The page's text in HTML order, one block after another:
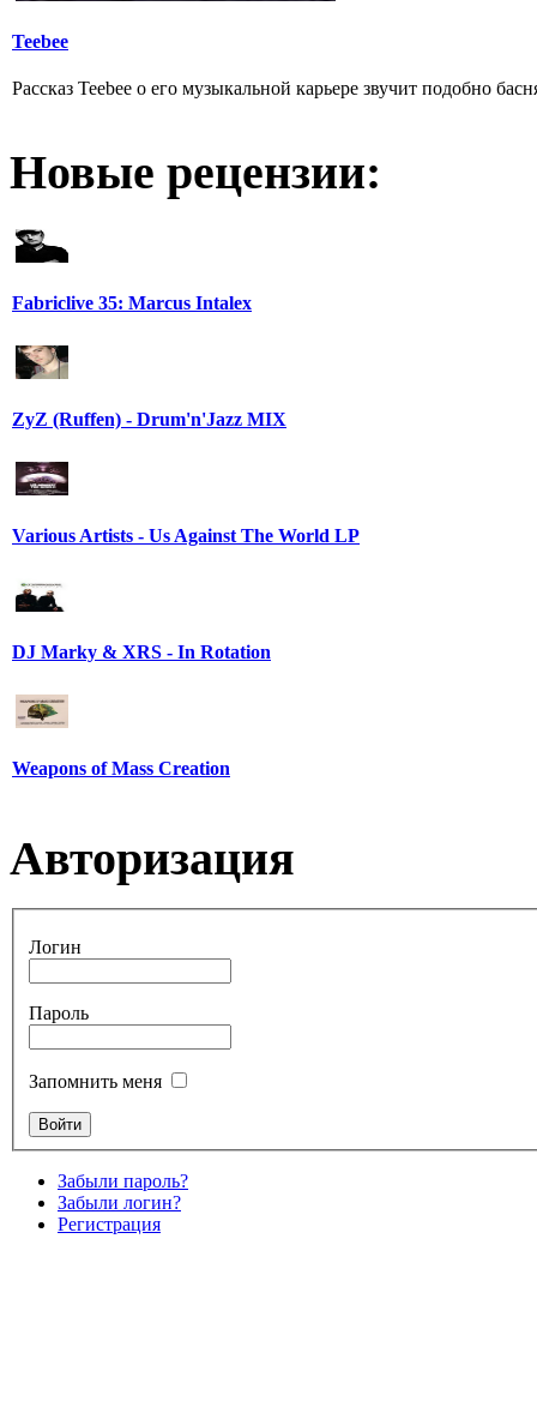
Teebee
Рассказ Teebee о его музыкальной карьере звучит подобно
Новые рецензии:
Fabriclive 35: Marcus Intalex
ZyZ (Ruffen) - Drum'n'Jazz MIX
Various Artists - Us Against The World LP
DJ Marky & XRS - In Rotation
Weapons of Mass Creation
Авторизация
Логин
Пароль
Запомнить меня
Забыли пароль?
Забыли логин?
Регистрация